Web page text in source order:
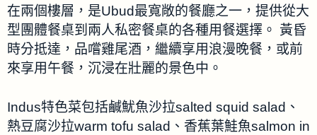
在兩個樓層，是Ubud最寬敞的餐廳之一，提供從大
型團體餐桌到兩人私密餐桌的各種用餐選擇。 黃昏
時分抵達，品嚐雞尾酒，繼續享用浪漫晚餐，或前
來享用午餐，沉浸在壯麗的景色中。
Indus特色菜包括鹹魷魚沙拉salted squid salad、
熱豆腐沙拉warm tofu salad、香蕉葉鮭魚salmon in